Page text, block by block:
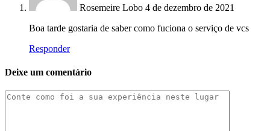
Rosemeire Lobo 4 de dezembro de 2021
Boa tarde gostaria de saber como fuciona o serviço de vcs
Responder
Deixe um comentário